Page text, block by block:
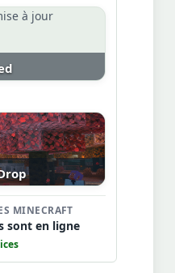
MINECRAFT
sont en ligne